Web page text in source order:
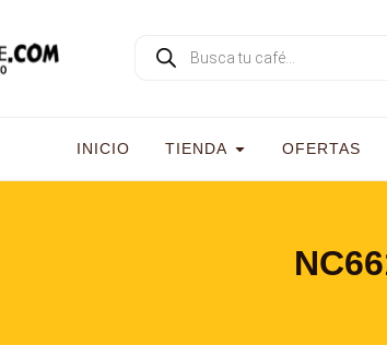
INICIO TIENDA OFERTAS